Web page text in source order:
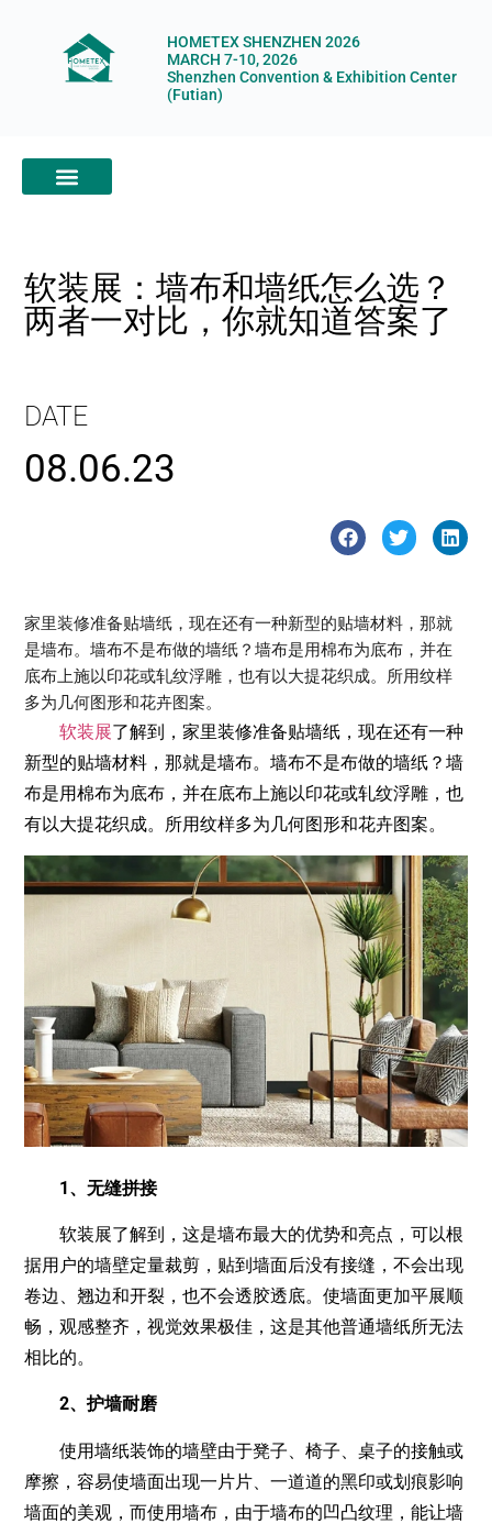
HOMETEX SHENZHEN 2026
MARCH 7-10, 2026
Shenzhen Convention & Exhibition Center
(Futian)
软装展：墙布和墙纸怎么选？
两者一对比，你就知道答案了
DATE
08.06.23
家里装修准备贴墙纸，现在还有一种新型的贴墙材料，那就
是墙布。墙布不是布做的墙纸？墙布是用棉布为底布，并在
底布上施以印花或轧纹浮雕，也有以大提花织成。所用纹样
多为几何图形和花卉图案。
软装展了解到，家里装修准备贴墙纸，现在还有一种
新型的贴墙材料，那就是墙布。墙布不是布做的墙纸？墙
布是用棉布为底布，并在底布上施以印花或轧纹浮雕，也
有以大提花织成。所用纹样多为几何图形和花卉图案。
1、无缝拼接
软装展了解到，这是墙布最大的优势和亮点，可以根
据用户的墙壁定量裁剪，贴到墙面后没有接缝，不会出现
卷边、翘边和开裂，也不会透胶透底。使墙面更加平展顺
畅，观感整齐，视觉效果极佳，这是其他普通墙纸所无法
相比的。
2、护墙耐磨
使用墙纸装饰的墙壁由于凳子、椅子、桌子的接触或
摩擦，容易使墙面出现一片片、一道道的黑印或划痕影响
墙面的美观，而使用墙布，由于墙布的凹凸纹理，能让墙